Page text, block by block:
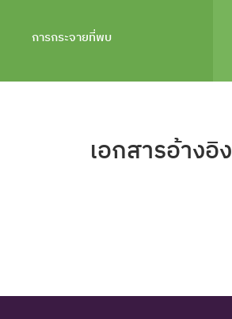
การกระจายที่พบ
เอกสารอ้างอิง